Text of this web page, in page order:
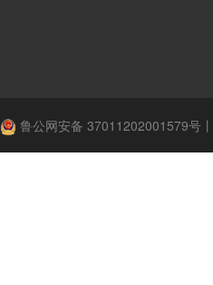
鲁公网安备 37011202001579号 丨